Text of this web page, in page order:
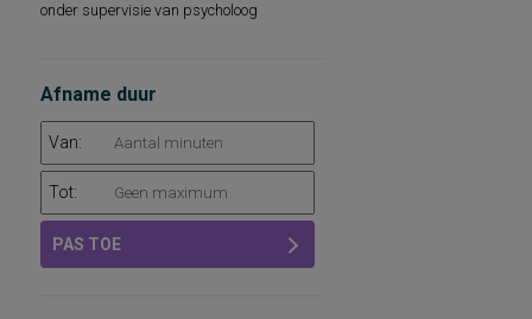
onder supervisie van psycholoog
Afname duur
Van:
Tot:
PAS TOE